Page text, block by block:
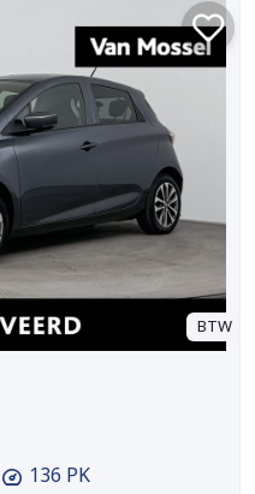
BTW
136 PK